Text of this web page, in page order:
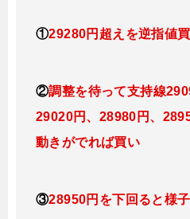
①29280円超えを逆指値
②調整を待って支持線
29020円、28980円、
動きがでれば買い
③28950円を下回ると様